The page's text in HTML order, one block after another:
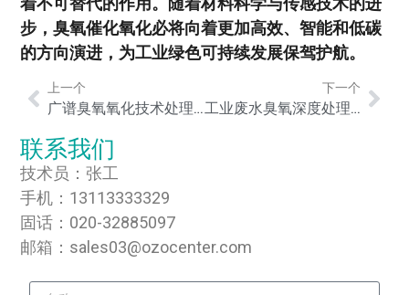
步，臭氧催化氧化必将向着更加高效、智能和低碳
的方向演进，为工业绿色可持续发展保驾护航。
上一个
广谱臭氧氧化技术处理各类工业废水的工程应用研究
下一个
工业废水臭氧深度处理如何实现稳定达标？高效催化臭氧氧化工艺与工程实践解析
联系我们
技术员：张工
手机：13113333329
固话：020-32885097
邮箱：sales03@ozocenter.com